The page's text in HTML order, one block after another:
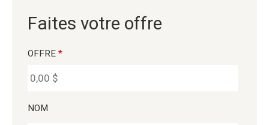
Faites votre offre
OFFRE *
NOM